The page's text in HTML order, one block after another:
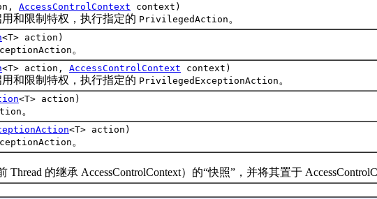
AccessControlContext context)
用和限制特权，执行指定的 PrivilegedAction 。
<T> action)
。
<T> action, AccessControlContext context)
用和限制特权，执行指定的 PrivilegedExceptionAction 。
<T> action)
。
<T> action)
。
的继承 AccessControlContext）的“快照”，并将其置于